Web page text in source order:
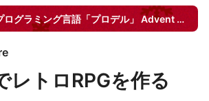
ログラミング言語「プロデル」 Advent Calendar
レトロRPGを作る